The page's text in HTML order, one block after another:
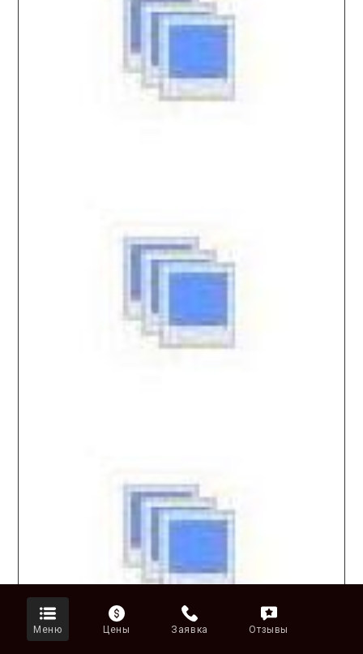
Меню Цены Заявка Отзывы